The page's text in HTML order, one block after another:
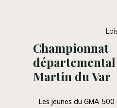
Championnat
Martin du Var
Les jeunes du GMA